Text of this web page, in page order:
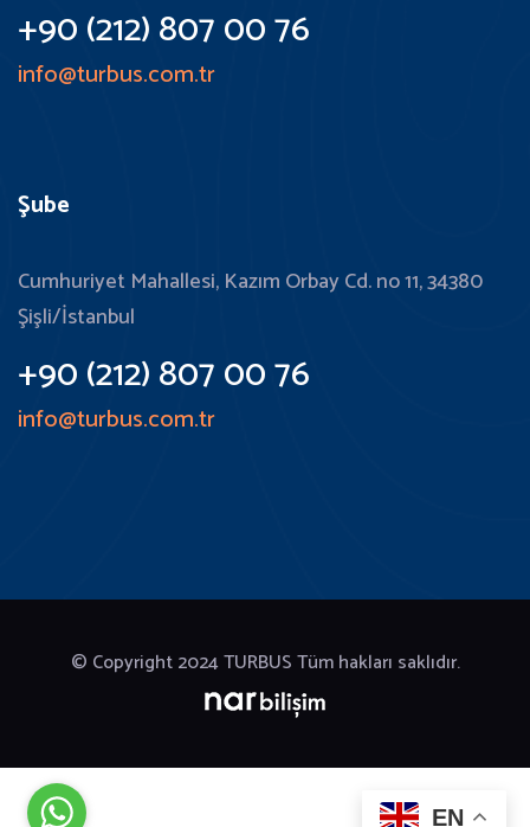
EN
+90 (212) 807 00 76
info@turbus.com.tr
Şube
Cumhuriyet Mahallesi, Kazım Orbay Cd. no 11, 34380
Şişli/İstanbul
+90 (212) 807 00 76
info@turbus.com.tr
© Copyright 2024TURBUS Tüm hakları saklıdır.